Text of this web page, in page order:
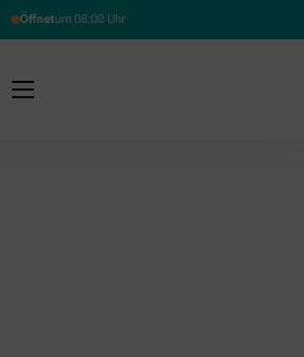
Öffnetum 08:00 Uhr